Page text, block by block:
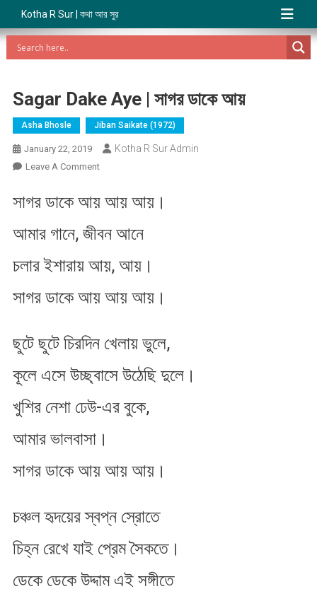
Kotha R Sur | কথা আর সুর
Sagar Dake Aye | সাগর ডাকে আয়
Asha Bhosle Jiban Saikate (1972)
January 22, 2019 Kotha R Sur Admin
Leave A CommentOn
Dake
|
ডাকে
সাগর ডাকে আয় আয় আয়।
আমার গানে, জীবন আনে
চলার ইশারায় আয়, আয়।
সাগর ডাকে আয় আয় আয়।
ছুটে ছুটে চিরদিন খেলায় ভুলে,
কূলে এসে উচ্ছ্বাসে উঠেছি দুলে।
খুশির নেশা ঢেউ-এর বুকে,
আমার ভালবাসা।
সাগর ডাকে আয় আয় আয়।
চঞ্চল হৃদয়ের স্বপ্ন স্রোতে
চিহ্ন রেখে যাই প্রেম সৈকতে।
ডেকে ডেকে উদ্দাম এই সঙ্গীতে